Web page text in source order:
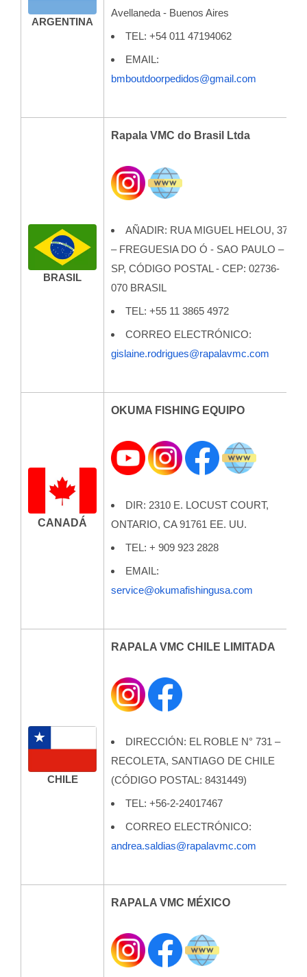
ARGENTINA
Avellaneda - Buenos Aires
TEL: +54 011 47194062
EMAIL:
bmboutdoorpedidos@gmail.com
BRASIL
Rapala VMC do Brasil Ltda
AÑADIR: RUA MIGUEL HELOU, 37
– FREGUESIA DO Ó - SAO PAULO –
SP, CÓDIGO POSTAL - CEP: 02736-
070 BRASIL
TEL: +55 11 3865 4972
CORREO ELECTRÓNICO:
gislaine.rodrigues@rapalavmc.com
CANADÁ
OKUMA FISHING EQUIPO
DIR: 2310 E. LOCUST COURT,
ONTARIO, CA 91761 EE. UU.
TEL: + 909 923 2828
EMAIL:
service@okumafishingusa.com
CHILE
RAPALA VMC CHILE LIMITADA
DIRECCIÓN: EL ROBLE N° 731 –
RECOLETA, SANTIAGO DE CHILE
(CÓDIGO POSTAL: 8431449)
TEL:+56-2-24017467
CORREO ELECTRÓNICO:
andrea.saldias@rapalavmc.com
RAPALA VMC MÉXICO